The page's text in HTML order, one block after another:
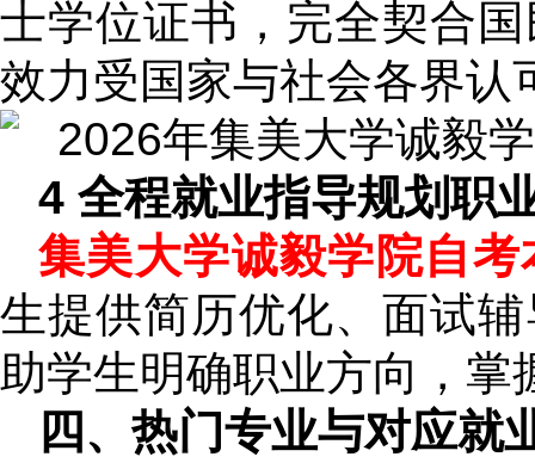
士学位证书，完全契合
效力受国家与社会各界认
4 全程就业指导规划职
集美大学诚毅学院自考
生提供简历优化、面试
助学生明确职业方向，掌
四、热门专业与对应就